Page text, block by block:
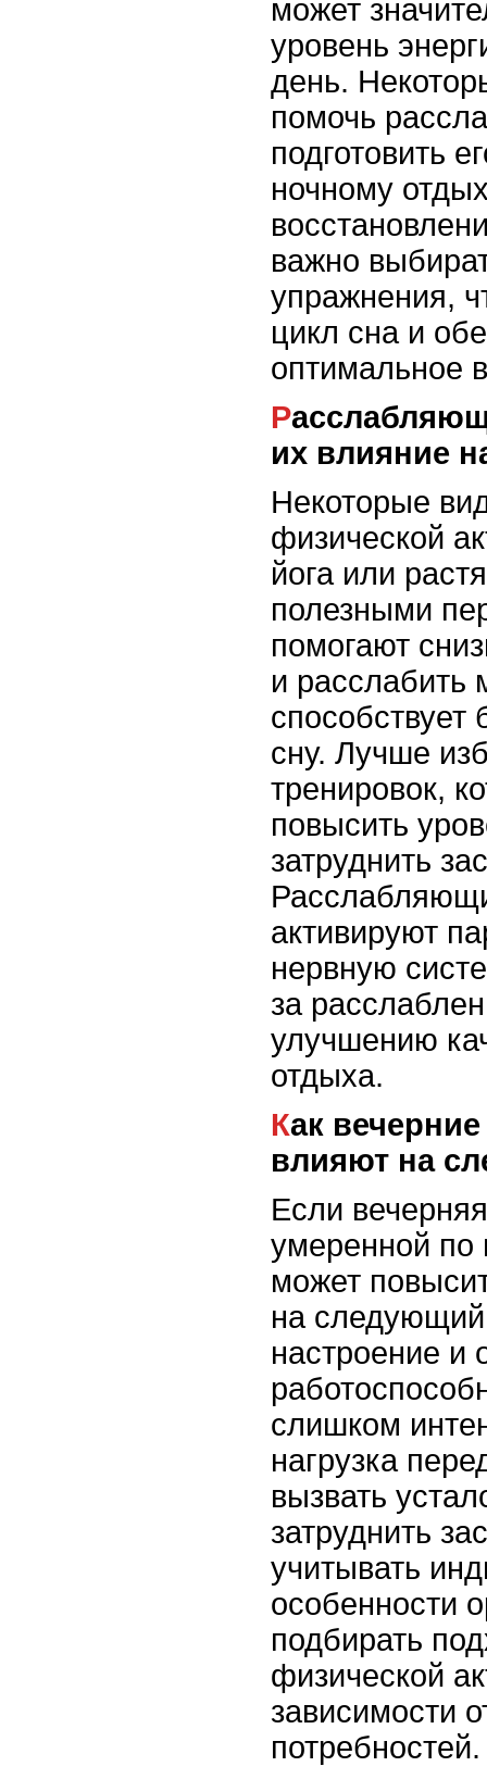
может
уровень
день.
помочь
подготовить
ночному
важно
упражнения,
цикл сна и
оптимальное
Расслабляющие упражнения и
их влияние
Некоторые
физической
йога или
полезными
помогают
и
способствует
сну. Лучше
тренировок,
повысить
затруднить
активируют
нервную
за
улучшению
отдыха.
Как вечерние тренировки
влияют на
Если
умеренной по
может
на
настроение
слишком
нагрузка
вызвать
затруднить
учитывать
особенности
подбирать
физической
зависимости
потребностей.